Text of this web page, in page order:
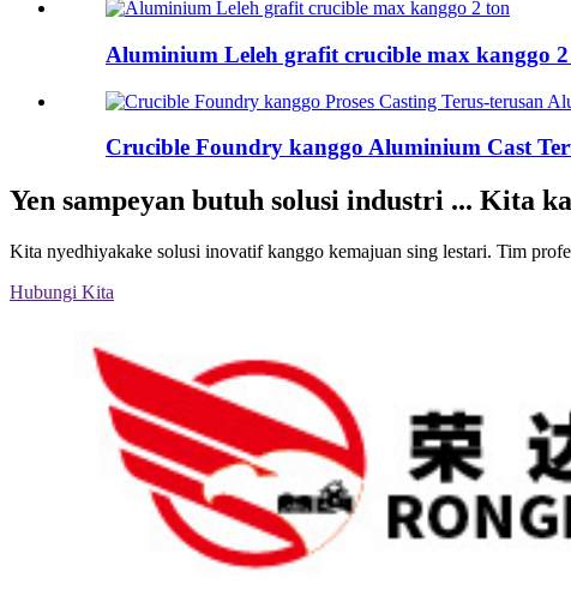
Aluminium Leleh grafit crucible max kanggo
Crucible Foundry kanggo Aluminium Cast
Yen sampeyan butuh solusi industri ... Kita
Kita nyedhiyakake solusi inovatif kanggo kemajuan sing lestari. Tim
Hubungi Kita